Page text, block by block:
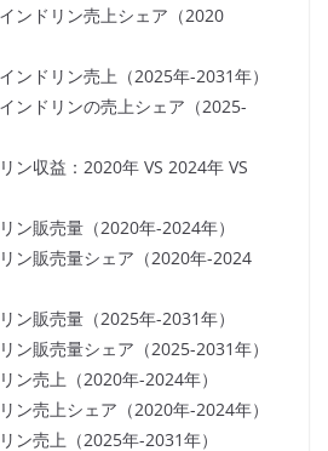
ンドリン売上シェア（2020
ンドリン売上（2025年-2031年）
ンドリンの売上シェア（2025-
ン収益：2020年 VS 2024年 VS
ン販売量（2020年-2024年）
ン販売量シェア（2020年-2024
ン販売量（2025年-2031年）
ン販売量シェア（2025-2031年）
ン売上（2020年-2024年）
ン売上シェア（2020年-2024年）
ン売上（2025年-2031年）